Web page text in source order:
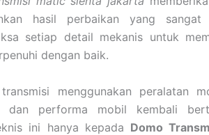
hasil perbaikan yang sangat
setiap detail mekanis untuk
dengan baik.
menggunakan peralatan
performa mobil kembali
ini hanya kepada Domo